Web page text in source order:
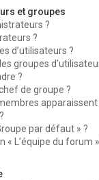
et groupes
?
?
d’utilisateurs ?
groupes
?
de groupe ?
apparaissent
par défaut » ?
« L’équipe du forum